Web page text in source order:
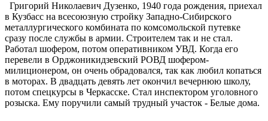
Григорий Николаевич Дузенко, 1940 года рождения, приехал
в Кузбасс на всесоюзную стройку Западно-Сибирского
металлургического комбината по комсомольской путевке
сразу после службы в армии. Строителем так и не стал.
Работал шофером, потом оперативником УВД. Когда его
перевели в Орджоникидзевский РОВД шофером-
милиционером, он очень обрадовался, так как любил копаться
в моторах. В двадцать девять лет окончил вечернюю школу,
потом спецкурсы в Черкасске. Стал инспектором уголовного
розыска. Ему поручили самый трудный участок - Белые дома.